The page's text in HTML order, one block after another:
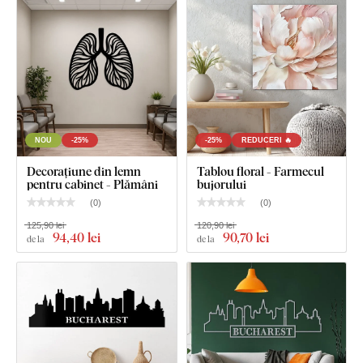
placă din fibre de lemn cu densitate mare
, care se obține
prin presarea fibrelor de lemn și a rășinii sub presiune.
Materialul estesolid(grosime 3 mm),stabil ca formă și cu
suprafață netedă. Datorită rezistenței, putem tăia șidetalii
fine și subțiri.
Puteți alege dintre12 decorațiuni
cu lac semi-mat, care
creșterezistența la zgârieturi obișnuite.Grosimeade3 mm
conferă produsuluiefect 3D
cu umbrire delicată, astfel încât pe
NOU -25%
Decorațiune din lemn
pentru cabinet - Plămâni
(0)
de la 94,40 lei
125,90 lei
-25% REDUCERI 🔥
Tablou floral - Farmecul
bujorului
(0)
de la 90,70 lei
120,90 lei